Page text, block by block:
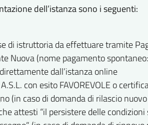
dell’istanza sono i seguenti:
di istruttoria da effettuare tramite
Nuova (nome pagamento
dall’istanza online
con esito FAVOREVOLE o
(in caso di domanda di rilascio
attesti “il persistere delle